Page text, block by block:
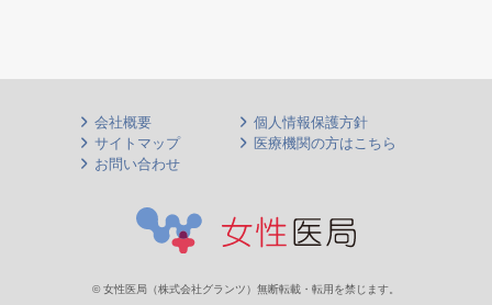
会社概要
個人情報保護方針
サイトマップ
医療機関の方はこちら
お問い合わせ
© 女性医局（株式会社グランツ）無断転載・転用を禁じます。